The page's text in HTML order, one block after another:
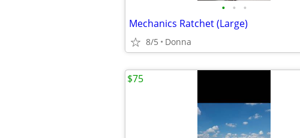
• • •
Mechanics Ratchet (Large)
8/5 Donna
$75